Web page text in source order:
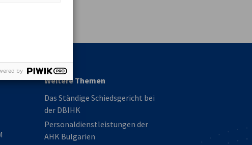
& Invest
Weitere Themen
Das Ständige Schiedsgericht bei
der DBIHK
Personaldienstleistungen der
AHK Bulgarien
by